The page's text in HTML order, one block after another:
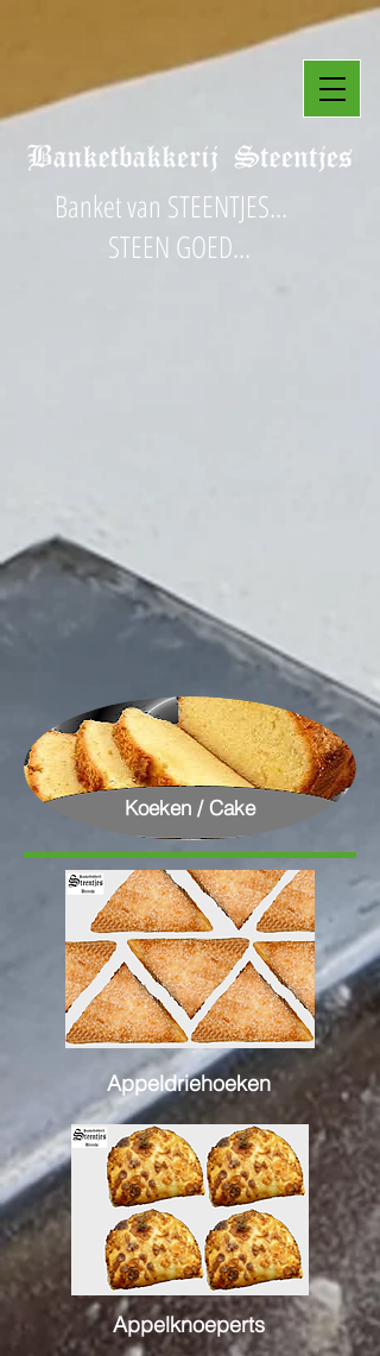
Banket van STEENTJES...
STEEN GOED...
Koeken / Cake
Appeldriehoeken
Appelknoeperts